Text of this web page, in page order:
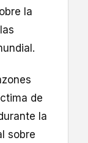
la
de
la
sobre